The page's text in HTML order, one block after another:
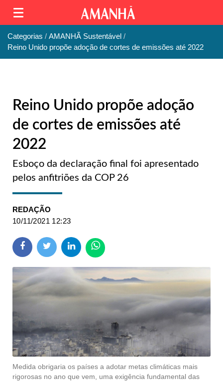
Categorias
AMANHÃ Sustentável
Reino Unido propõe adoção de cortes de emissões até 2022
Reino Unido propõe adoção
de cortes de emissões até
2022
Esboço da declaração final foi apresentado
pelos anfitriões da COP 26
REDAÇÃO
10/11/2021 12:23
Medida obrigaria os países a adotar metas climáticas mais
rigorosas no ano que vem, uma exigência fundamental das